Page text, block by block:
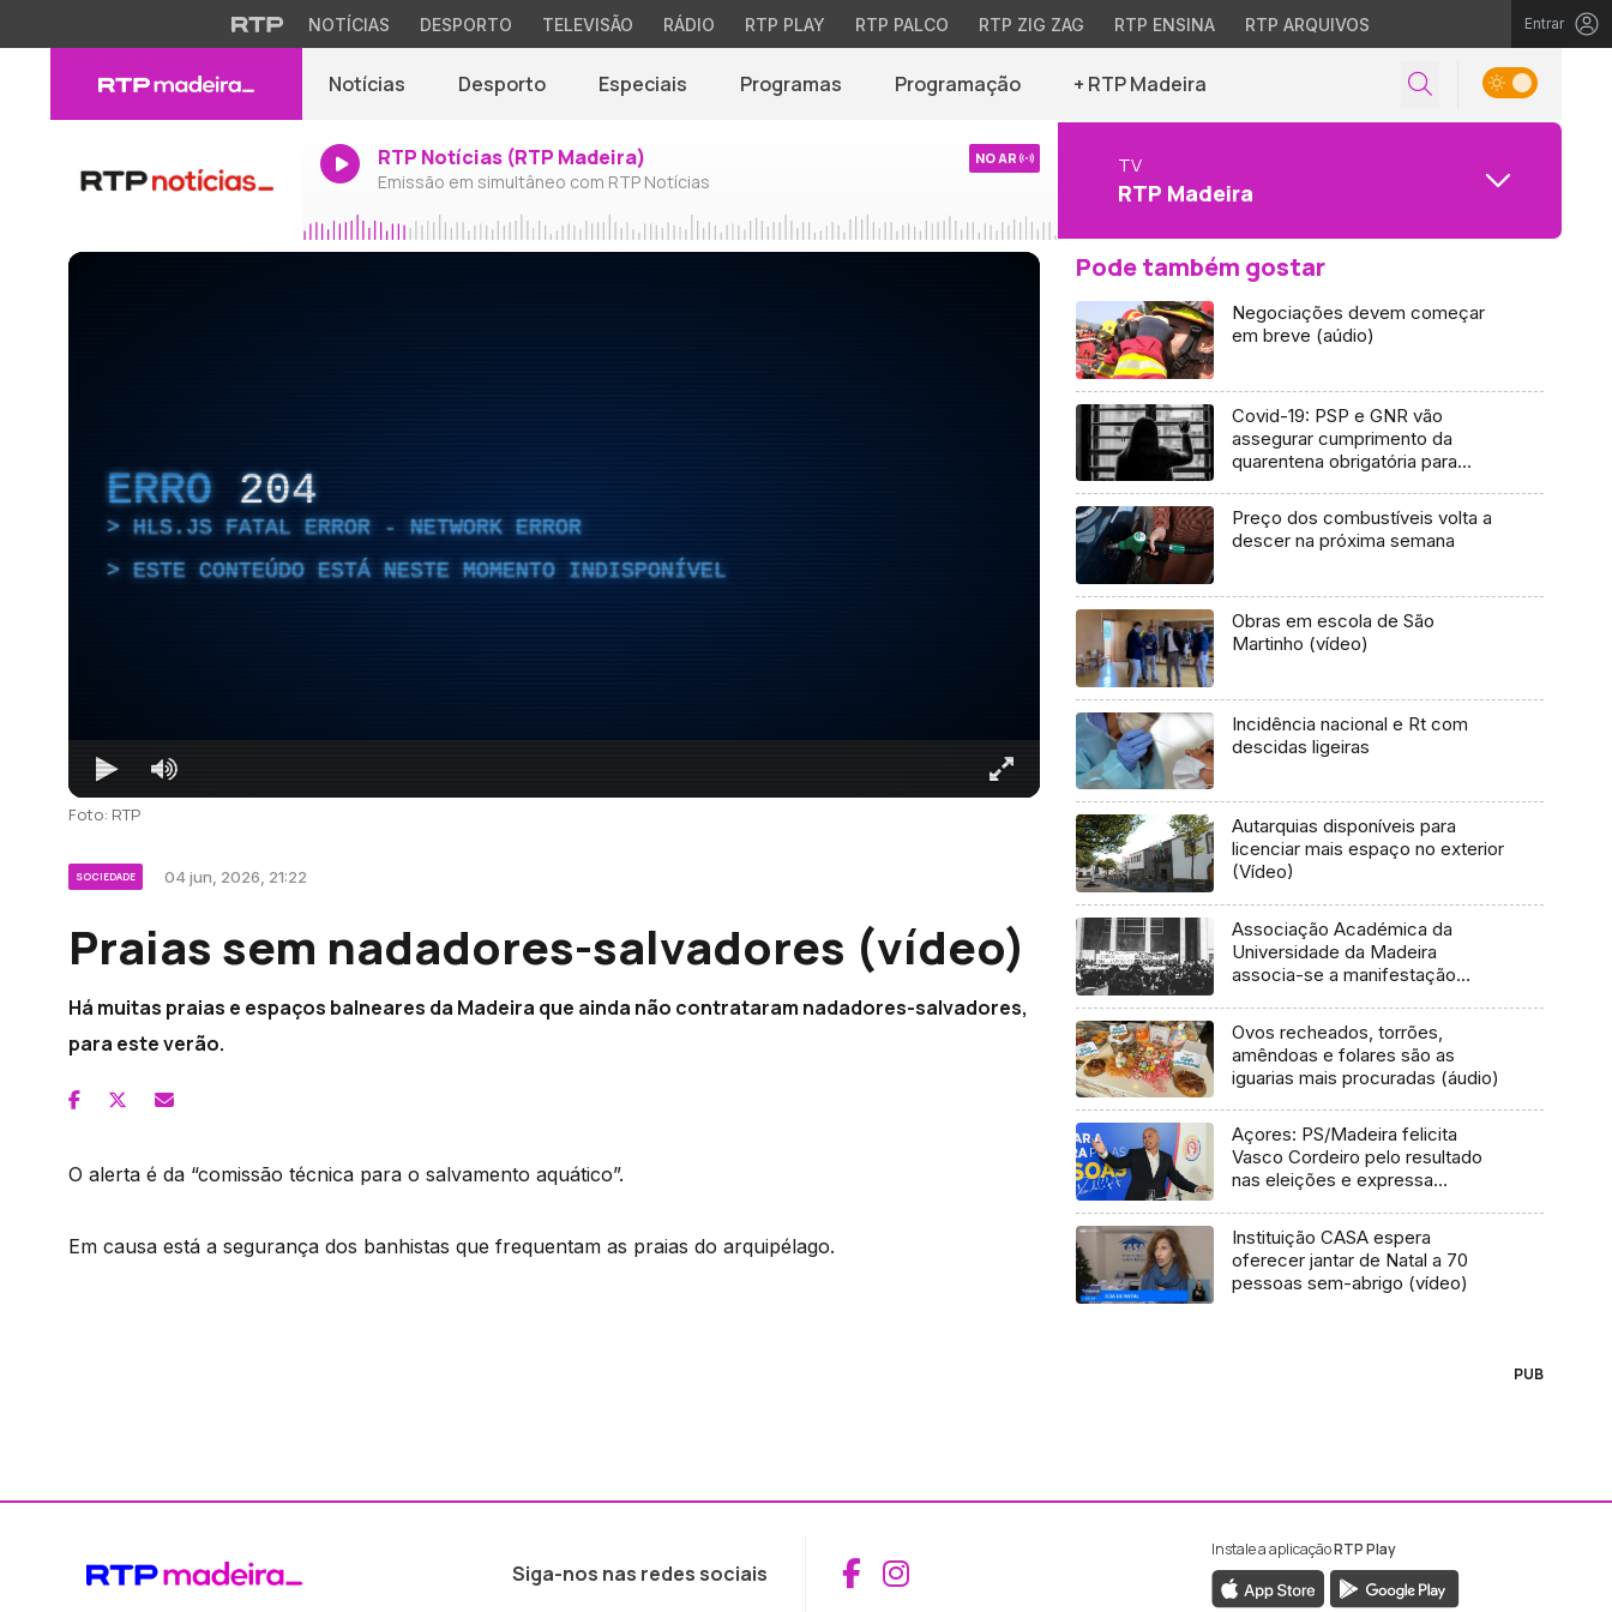
NOTÍCIAS DESPORTO TELEVISÃO RÁDIO RTP PLAY RTP PALCO RTP ZIG ZAG RTP ENSINA RTP ARQUIVOS Entrar
Notícias Desporto Especiais Programas Programação + RTP Madeira
RTP Notícias (RTP Madeira)
Emissão em simultâneo com RTP Notícias
NO AR TV
RTP Madeira
ERRO 204
HLS.JS FATAL ERROR - NETWORK ERROR
ESTE CONTEÚDO ESTÁ NESTE MOMENTO INDISPONÍVEL
Foto: RTP
SOCIEDADE 04 jun, 2026, 21:22
Praias sem nadadores-salvadores (vídeo)
Há muitas praias e espaços balneares da Madeira que ainda não contrataram nadadores-salvadores,
para este verão.
O alerta é da “comissão técnica para o salvamento aquático”.
Em causa está a segurança dos banhistas que frequentam as praias do arquipélago.
Pode também gostar
Negociações devem começar
em breve (aúdio)
Covid-19: PSP e GNR vão
assegurar cumprimento da
quarentena obrigatória para
Preço dos combustíveis volta a
descer na próxima semana
Obras em escola de São
Martinho (vídeo)
Incidência nacional e Rt com
descidas ligeiras
Autarquias disponíveis para
licenciar mais espaço no exterior
(Vídeo)
Associação Académica da
Universidade da Madeira
associa-se a manifestação
Ovos recheados, torrões,
amêndoas e folares são as
iguarias mais procuradas (áudio)
Açores: PS/Madeira felicita
Vasco Cordeiro pelo resultado
nas eleições e expressa
Instituição CASA espera
oferecer jantar de Natal a 70
pessoas sem-abrigo (vídeo)
PUB
Siga-nos nas redes sociais Aceder ao Facebook da RTP Madeira
Aceder ao Instagram da RTP Madeira
Instale a aplicaçãoRTP Play